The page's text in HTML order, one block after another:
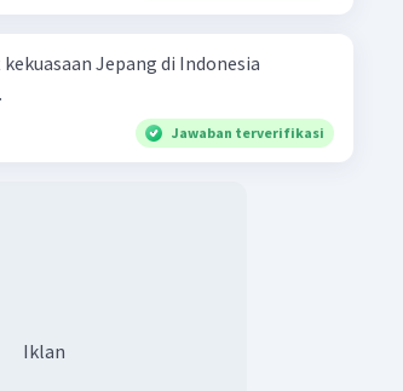
Jepang di Indonesia
Jawaban terverifikasi
Iklan